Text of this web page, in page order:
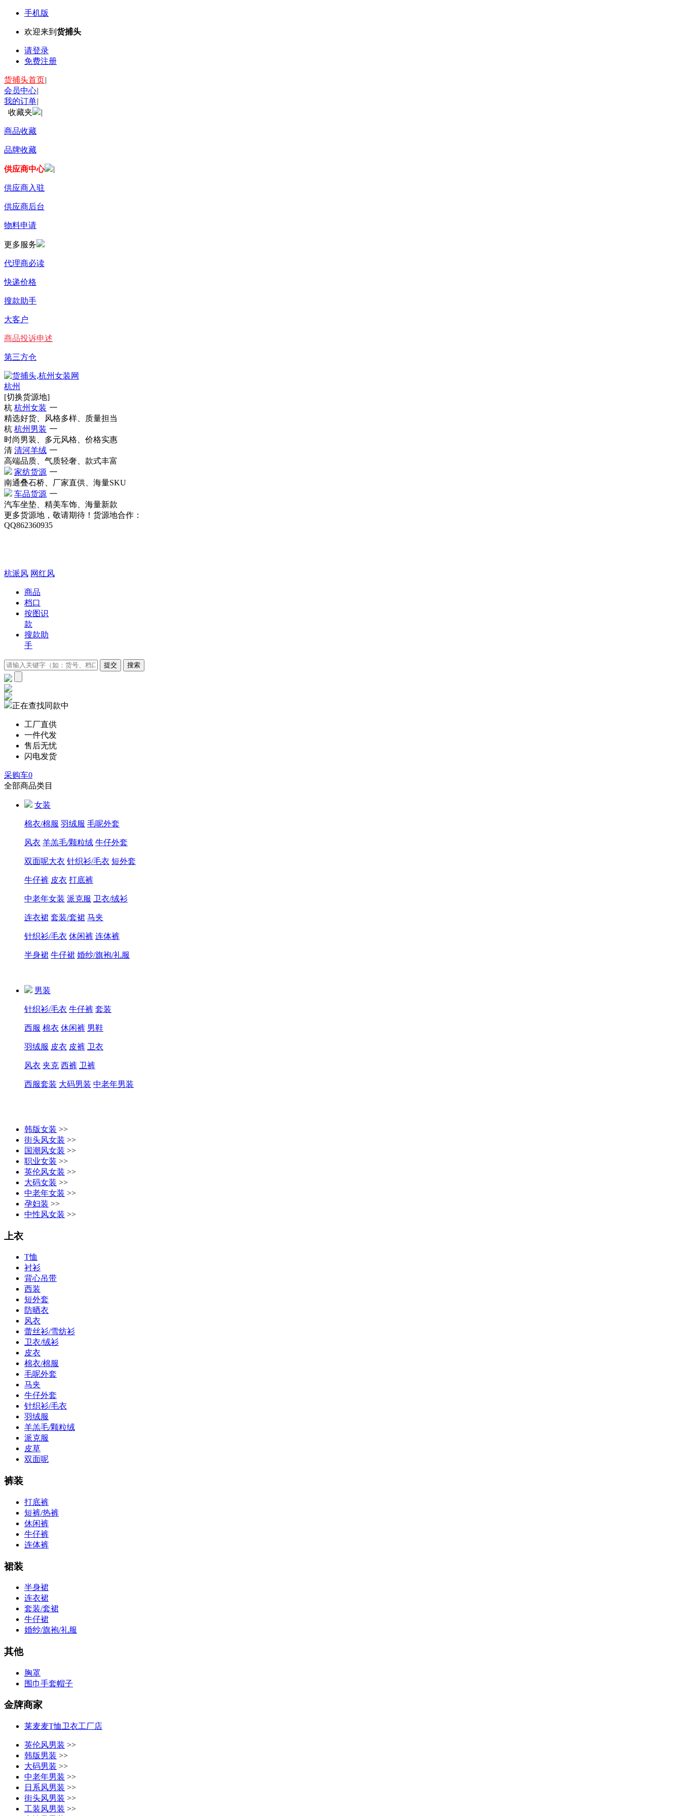
手机版
欢迎来到 货捕头
请登录
免费注册
货捕头首页|
会员中心|
我的订单|
收藏夹
|
商品收藏
品牌收藏
供应商中心 |
供应商入驻
供应商后台
物料申请
更多服务
代理商必读
快递价格
搜款助手
大客户
商品投诉申述
第三方仓
杭州
[切换货源地]
杭 杭州女装 一
精选好货、风格多样、质量担当
杭 杭州男装 一
时尚男装、多元风格、价格实惠
清 清河羊绒 一
高端品质、气质轻奢、款式丰富
家纺货源 一
南通叠石桥、厂家直供、海量SKU
车品货源 一
汽车坐垫、精美车饰、海量新款
更多货源地，敬请期待！ 货源地合作：
QQ862360935
杭派风 网红风
商品
档口
按图识
款
搜款助
手
正在查找同款中
工厂直供
一件代发
售后无忧
闪电发货
采购车0
全部商品类目
女装
棉衣/棉服 羽绒服 毛呢外套
风衣 羊羔毛/颗粒绒 牛仔外套
双面呢大衣 针织衫/毛衣 短外套
牛仔裤 皮衣 打底裤
中老年女装 派克服 卫衣/绒衫
连衣裙 套装/套裙 马夹
针织衫/毛衣 休闲裤 连体裤
半身裙 牛仔裙 婚纱/旗袍/礼服
男装
针织衫/毛衣 牛仔裤 套装
西服 棉衣 休闲裤 男鞋
羽绒服 皮衣 皮裤 卫衣
风衣 夹克 西裤 卫裤
西服套装 大码男装 中老年男装
韩版女装 >>
街头风女装 >>
国潮风女装 >>
职业女装 >>
英伦风女装 >>
大码女装 >>
中老年女装 >>
孕妇装 >>
中性风女装 >>
上衣
T恤
衬衫
背心吊带
西装
短外套
防晒衣
风衣
蕾丝衫/雪纺衫
卫衣/绒衫
皮衣
棉衣/棉服
毛呢外套
马夹
牛仔外套
针织衫/毛衣
羽绒服
羊羔毛/颗粒绒
派克服
皮草
双面呢
裤装
打底裤
短裤/热裤
休闲裤
牛仔裤
连体裤
裙装
半身裙
连衣裙
套装/套裙
牛仔裙
婚纱/旗袍/礼服
其他
胸罩
围巾手套帽子
金牌商家
莱麦麦T恤卫衣工厂店
英伦风男装 >>
韩版男装 >>
大码男装 >>
中老年男装 >>
日系风男装 >>
街头风男装 >>
工装风男装 >>